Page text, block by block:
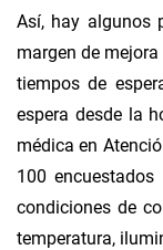
Así, hay algunos
margen de
tiempos de
espera desde la
médica en
100
condiciones de
temperatura,